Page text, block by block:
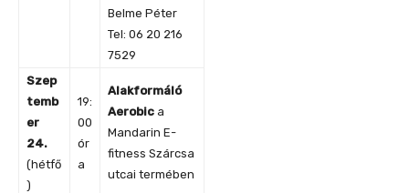
Belme Péter
Tel: 06 20 216
7529
Szep
temb
er
24.
(hétfő
)
19:
00
ór
a
Alakformáló
Aerobic a
Mandarin E-
fitness Szárcsa
utcai termében